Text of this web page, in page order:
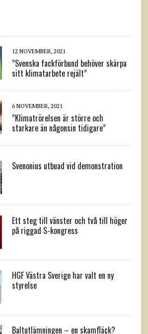
12 NOVEMBER, 2021
”Svenska fackförbund behöver skärpa
sitt klimatarbete rejält”
6 NOVEMBER, 2021
”Klimatrörelsen är större och
starkare än någonsin tidigare”
Svenonius utbuad vid demonstration
Ett steg till vänster och två till höger
på riggad S-kongress
HGF Västra Sverige har valt en ny
styrelse
Baltutlämningen – en skamfläck?